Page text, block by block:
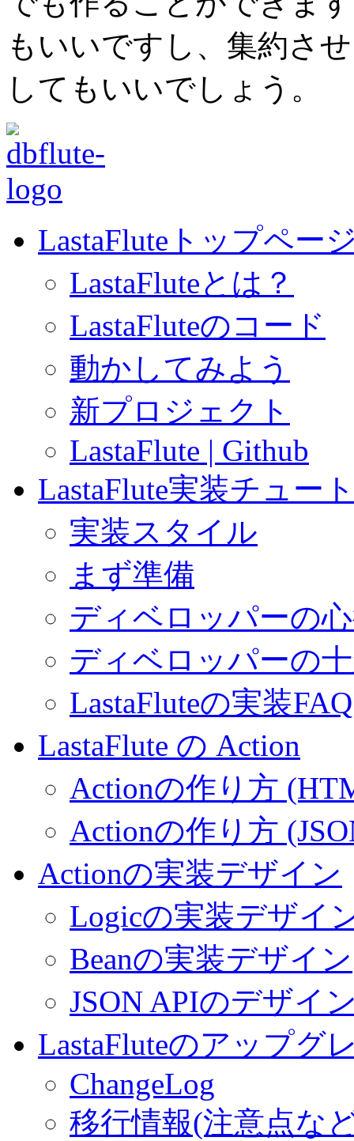
もいいですし、集約さ
してもいいでしょう。
LastaFluteトップペー
LastaFluteとは？
LastaFluteのコード
動かしてみよう
新プロジェクト
LastaFlute | Github
LastaFlute実装チュー
実装スタイル
まず準備
ディベロッパーの
ディベロッパーの
LastaFluteの実装FAQ
LastaFlute の Action
Actionの作り方
Actionの作り方
Actionの実装デザイン
Logicの実装デザイ
Beanの実装デザイン
JSON APIのデザイ
LastaFluteのアップグ
ChangeLog
移行情報(注意点な